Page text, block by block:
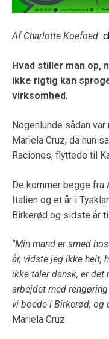
Af Charlotte Koefoed
Hvad stiller man op,
ikke rigtig kan
virksomhed.
Nogenlunde sådan
Mariela Cruz, da hun
Raciones, flyttede til
De kommer begge fra
Italien og et år i
Birkerød og sidste år
"Min mand er smed
år, vidste jeg ikke helt,
ikke taler dansk, er det
arbejdet med
vi boede i Birkerød, og
Mariela Cruz.